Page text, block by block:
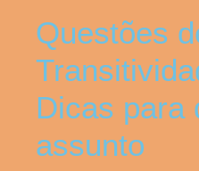
Questões
Dicas para
assunto